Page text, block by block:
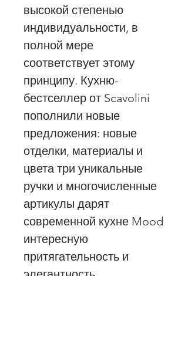
высокой степенью
индивидуальности, в
полной мере
соответствует этому
принципу. Кухню-
бестселлер от Scavolini
пополнили новые
предложения: новые
отделки, материалы и
цвета три уникальные
ручки и многочисленные
артикулы дарят
современной кухне Mood
интересную
притягательность и
элегантность,